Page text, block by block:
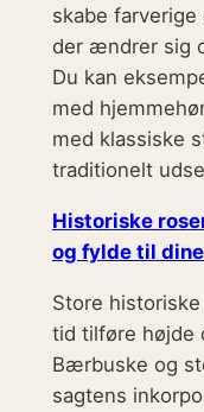
skabe
der ændrer sig
Du kan
med
med klassiske
traditionelt
Historiske
og fylde til
Store
tid tilføre højde
Bærbuske og
sagtens